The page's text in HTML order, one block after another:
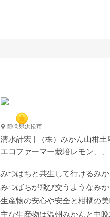
静岡県浜松市
清水計宏 | （株）みかん山柑土
エコファーマー栽培レモン、
みつばちと共生して行けるみか
みつばちが飛び交うようなみ
生産物の安心や安全と柑橘の美
主な生産物は温州みかんと中